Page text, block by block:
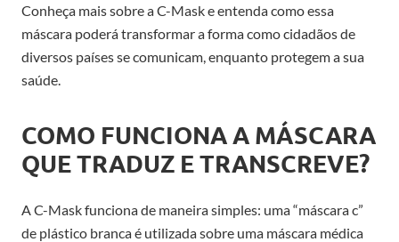
Conheça mais sobre a C-Mask e entenda como essa
máscara poderá transformar a forma como cidadãos de
diversos países se comunicam, enquanto protegem a sua
saúde.
COMO FUNCIONA A MÁSCARA
QUE TRADUZ E TRANSCREVE?
A C-Mask funciona de maneira simples: uma “máscara c”
de plástico branca é utilizada sobre uma máscara médica